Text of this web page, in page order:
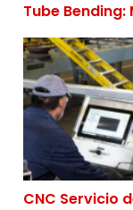
Tube
CNC Servicio
CNC Servicio